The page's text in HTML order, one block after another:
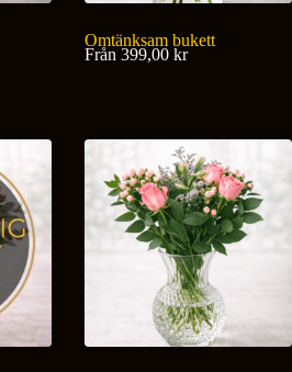
Omtänksam bukett
Från 399,00 kr